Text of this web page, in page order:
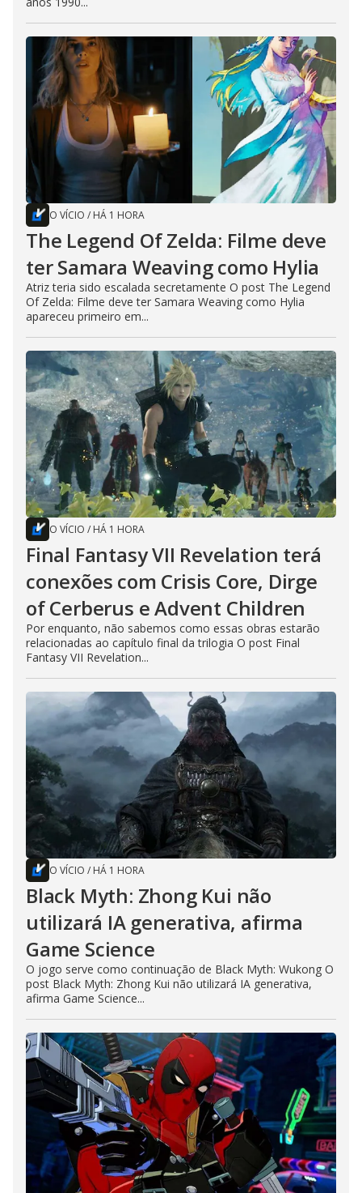
O VÍCIO / HÁ 1 HORA
The Legend Of Zelda: Filme deve
ter Samara Weaving como Hylia
Atriz teria sido escalada secretamente O post The Legend
Of Zelda: Filme deve ter Samara Weaving como Hylia
apareceu primeiro em...
O VÍCIO / HÁ 1 HORA
Final Fantasy VII Revelation terá
conexões com Crisis Core, Dirge
of Cerberus e Advent Children
Por enquanto, não sabemos como essas obras estarão
relacionadas ao capítulo final da trilogia O post Final
Fantasy VII Revelation...
O VÍCIO / HÁ 1 HORA
Black Myth: Zhong Kui não
utilizará IA generativa, afirma
Game Science
O jogo serve como continuação de Black Myth: Wukong O
post Black Myth: Zhong Kui não utilizará IA generativa,
afirma Game Science...